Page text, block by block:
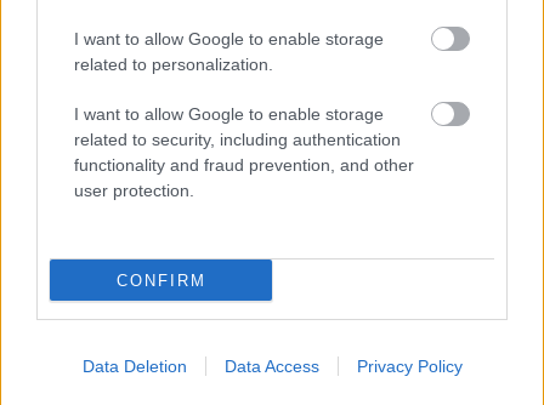
I want to allow Google to enable storage
related to personalization.
I want to allow Google to enable storage
related to security, including authentication
functionality and fraud prevention, and other
user protection.
CONFIRM
Data Deletion Data Access Privacy Policy